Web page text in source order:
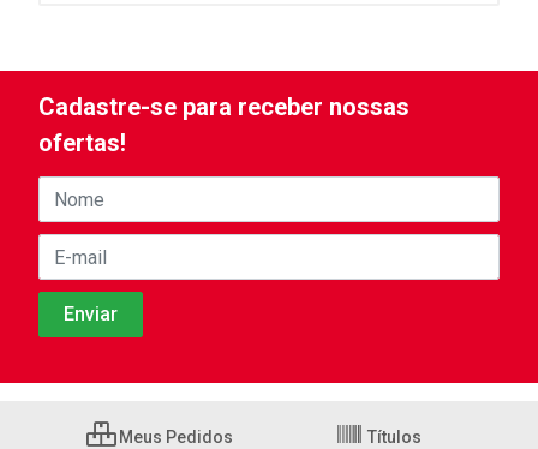
Cadastre-se para receber nossas
ofertas!
Meus Pedidos Títulos